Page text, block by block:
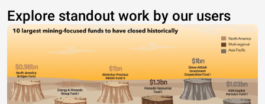
Explore standout work by our users